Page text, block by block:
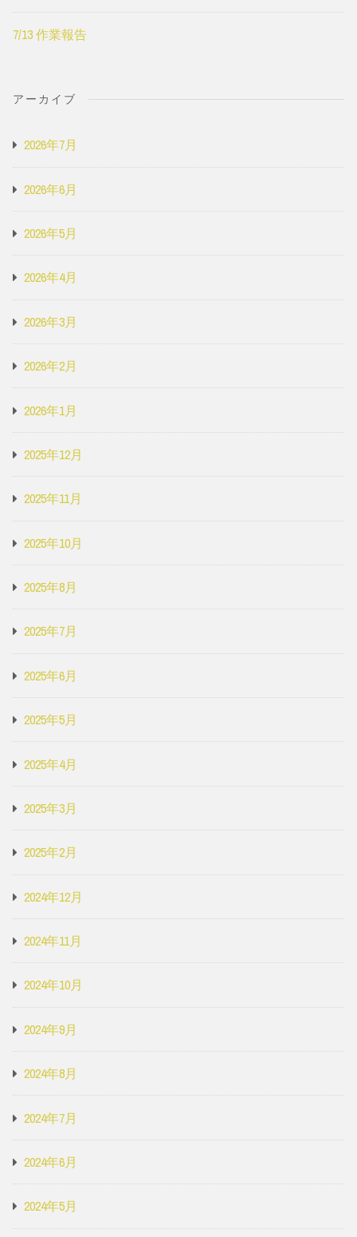
7/13 作業報告
アーカイブ
2026年7月
2026年6月
2026年5月
2026年4月
2026年3月
2026年2月
2026年1月
2025年12月
2025年11月
2025年10月
2025年8月
2025年7月
2025年6月
2025年5月
2025年4月
2025年3月
2025年2月
2024年12月
2024年11月
2024年10月
2024年9月
2024年8月
2024年7月
2024年6月
2024年5月